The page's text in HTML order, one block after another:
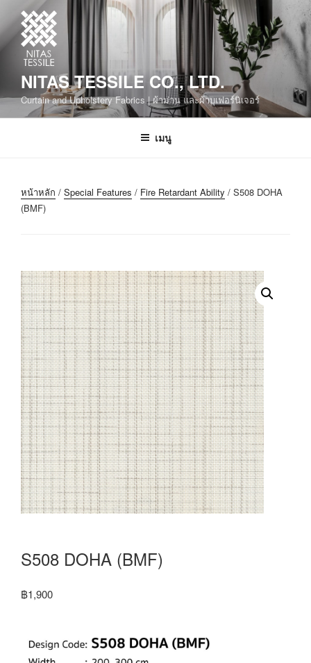
NITAS TESSILE CO., LTD.
Curtain and Upholstery Fabrics | ผ้าม่าน และผ้าบุเฟอร์นิเจอร์
เมนู
หน้าหลัก / Special Features / Fire Retardant Ability / S508 DOHA
(BMF)
S508 DOHA (BMF)
฿1,900